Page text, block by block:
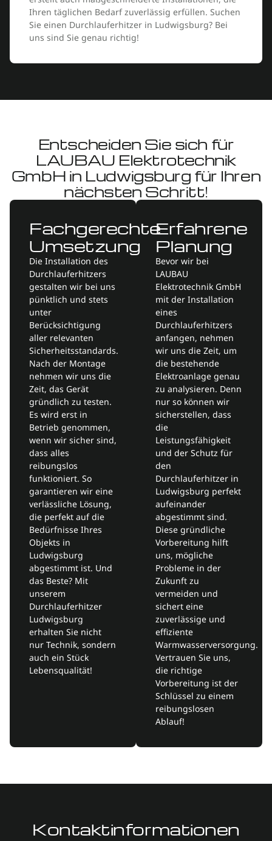
Ihren täglichen Bedarf zuverlässig erfüllen. Suchen
Sie einen Durchlauferhitzer in Ludwigsburg? Bei
uns sind Sie genau richtig!
Entscheiden Sie sich für
LAUBAU Elektrotechnik
GmbH in Ludwigsburg für Ihren
nächsten Schritt!
Erfahrene
Planung
Bevor wir bei
LAUBAU
Elektrotechnik GmbH
mit der Installation
eines
Durchlauferhitzers
anfangen, nehmen
wir uns die Zeit, um
die bestehende
Elektroanlage genau
zu analysieren. Denn
nur so können wir
sicherstellen, dass
die
Leistungsfähigkeit
und der Schutz für
den
Durchlauferhitzer in
Ludwigsburg perfekt
aufeinander
abgestimmt sind.
Diese gründliche
Vorbereitung hilft
uns, mögliche
Probleme in der
Zukunft zu
vermeiden und
sichert eine
zuverlässige und
effiziente
Warmwasserversorgung.
Vertrauen Sie uns,
die richtige
Vorbereitung ist der
Schlüssel zu einem
reibungslosen
Ablauf!
Fachgerechte
Umsetzung
Die Installation des
Durchlauferhitzers
gestalten wir bei uns
pünktlich und stets
unter
Berücksichtigung
aller relevanten
Sicherheitsstandards.
Nach der Montage
nehmen wir uns die
Zeit, das Gerät
gründlich zu testen.
Es wird erst in
Betrieb genommen,
wenn wir sicher sind,
dass alles
reibungslos
funktioniert. So
garantieren wir eine
verlässliche Lösung,
die perfekt auf die
Bedürfnisse Ihres
Objekts in
Ludwigsburg
abgestimmt ist. Und
das Beste? Mit
unserem
Durchlauferhitzer
Ludwigsburg
erhalten Sie nicht
nur Technik, sondern
auch ein Stück
Lebensqualität!
Kontaktinformationen